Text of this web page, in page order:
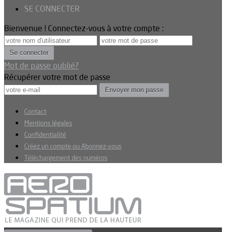
SE CONNECTER
Bienvenue ! Connectez-vous à votre compte :
Mot de passe oublié?
Récupérer votre mot de passe
Contact
Mentions légales
Confidentialité
Créez un compte ou Abonnez-vous
Téléchargement des numéros